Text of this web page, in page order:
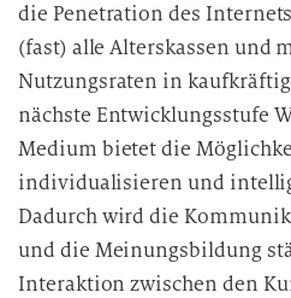
die Penetration des
(fast) alle Alterskassen und
Nutzungsraten in
nächste Entwicklungsstufe
Medium bietet die
individualisieren und
Dadurch wird die
und die Meinungsbildung
Interaktion zwischen den